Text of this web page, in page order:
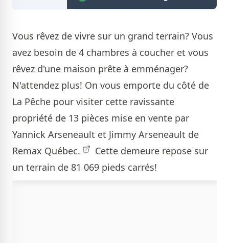
Vous rêvez de vivre sur un grand terrain? Vous
avez besoin de 4 chambres à coucher et vous
rêvez d'une maison prête à emménager?
N'attendez plus! On vous emporte du côté de
La Pêche pour visiter cette ravissante
propriété de 13 pièces mise en vente par
Yannick Arseneault et Jimmy Arseneault de
Remax Québec.
Cette demeure repose sur
un terrain de 81 069 pieds carrés!